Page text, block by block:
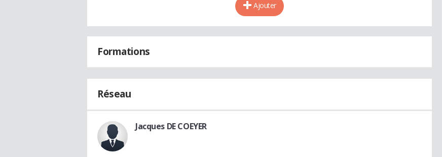
Ajouter
Formations
Réseau
Jacques DE COEYER